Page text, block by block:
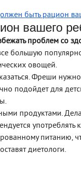
быть рацион
вашего
проблем со
большую
овощей.
Фреши
подойдет для
продуктами.
питанию,
диетологи.